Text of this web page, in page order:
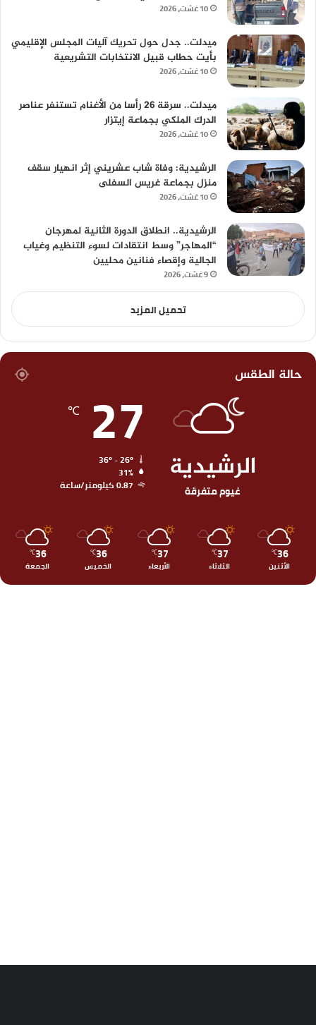
10 غشت، 2026
ميدلت.. جدل حول تحريك آليات المجلس الإقليمي
بأيت حطاب قبيل الانتخابات التشريعية
10 غشت، 2026
ميدلت.. سرقة 26 رأسا من الأغنام تستنفر عناصر
الدرك الملكي بجماعة إيتزار
10 غشت، 2026
الرشيدية: وفاة شاب عشريني إثر انهيار سقف
منزل بجماعة غريس السفلى
10 غشت، 2026
الرشيدية.. انطلاق الدورة الثانية لمهرجان
“المهاجر” وسط انتقادات لسوء التنظيم وغياب
الجالية وإقصاء فنانين محليين
9 غشت، 2026
تحميل المزيد
حالة الطقس
الرشيدية
غيوم متفرقة
27
℃
31%
0.87 كيلومتر/ساعة
36
℃
الأثنين
37
℃
الثلاثاء
37
℃
الأربعاء
36
℃
الخميس
36
℃
الجمعة